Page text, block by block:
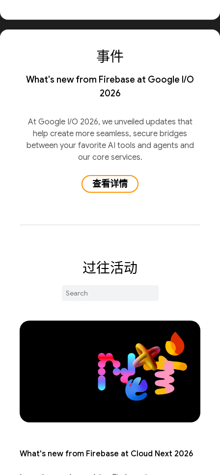
事件
What's new from Firebase at Google I/O
2026
At Google I/O 2026, we unveiled updates that
help create more seamless, secure bridges
between your favorite AI tools and agents and
our core services.
查看详情
过往活动
What's new from Firebase at Cloud Next 2026